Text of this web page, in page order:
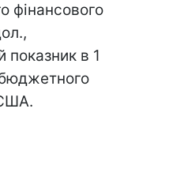
фінансового
показник в 1